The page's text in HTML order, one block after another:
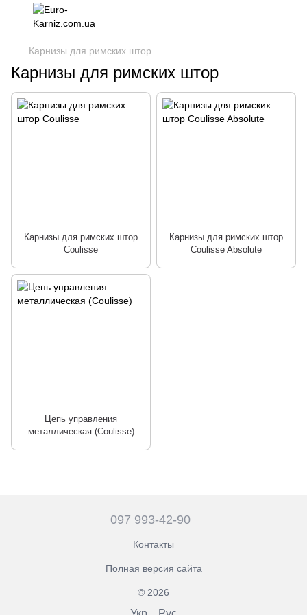
Карнизы для римских штор
Карнизы для римских штор
Карнизы для римских штор
Coulisse
Карнизы для римских штор
Coulisse Absolute
Цепь управления
металлическая (Coulisse)
097 993-42-90
Контакты
Полная версия сайта
© 2026